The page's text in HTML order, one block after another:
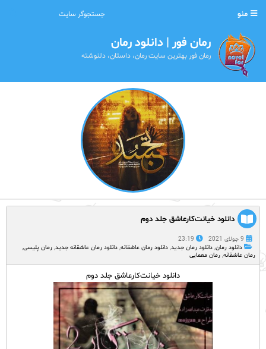
منو
رمان فور | دانلود رمان
رمان فور بهترین سایت رمان، داستان، دلنوشته
دانلود خیانت‌کارعاشق جلد دوم
9 جولای 2021
23:19
دانلود رمان, دانلود رمان جدید, دانلود رمان عاشقانه, دانلود رمان عاشقانه جدید, رمان پلیسی,
رمان عاشقانه, رمان معمایی
دانلود خیانت‌کارعاشق جلد دوم